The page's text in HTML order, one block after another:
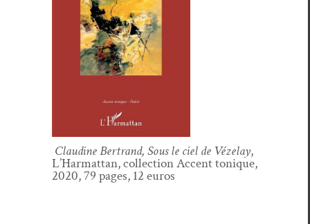
Clau­dine Bertrand, Sous le ciel de Véze­lay,
L’Harmattan, col­lec­tion Accent tonique,
2020, 79 pages, 12 euros